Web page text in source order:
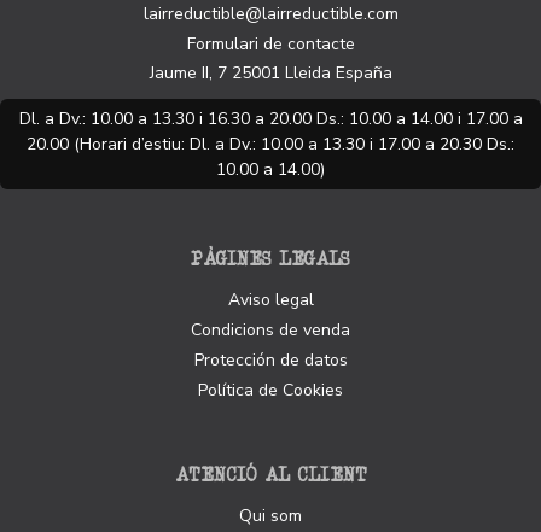
lairreductible@lairreductible.com
Formulari de contacte
Jaume II, 7 25001 Lleida España
Dl. a Dv.: 10.00 a 13.30 i 16.30 a 20.00 Ds.: 10.00 a 14.00 i 17.00 a
20.00 (Horari d’estiu: Dl. a Dv.: 10.00 a 13.30 i 17.00 a 20.30 Ds.:
10.00 a 14.00)
PÀGINES LEGALS
Aviso legal
Condicions de venda
Protección de datos
Política de Cookies
ATENCIÓ AL CLIENT
Qui som